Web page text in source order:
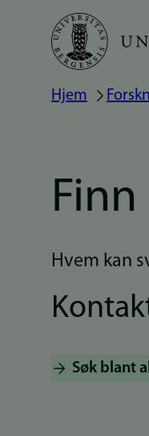
Hopp
hovedinnhold
Hjem
Hvem kan
Søk blant